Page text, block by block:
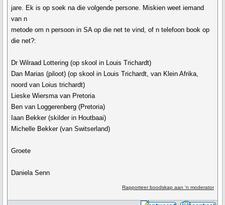
jare. Ek is op soek na die volgende persone. Miskien weet iemand
van n
metode om n persoon in SA op die net te vind, of n telefoon book op
die net?:
Dr Wilraad Lottering (op skool in Louis Trichardt)
Dan Marias (piloot) (op skool in Louis Trichardt, van Klein Afrika,
noord van Loius trichardt)
Lieske Wiersma van Pretoria
Ben van Loggerenberg (Pretoria)
Iaan Bekker (skilder in Houtbaai)
Michelle Bekker (van Switserland)
Groete
Daniela Senn
Rapporteer boodskap aan 'n moderator